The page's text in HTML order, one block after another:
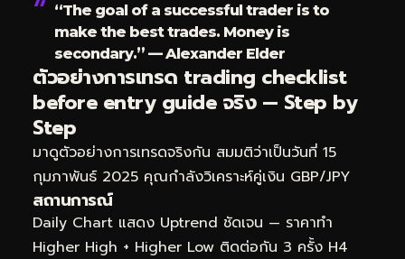
“The goal of a successful trader is to
make the best trades. Money is
secondary.” — Alexander Elder
ตัวอย่างการเทรด trading checklist
before entry guide จริง — Step by
Step
มาดูตัวอย่างการเทรดจริงกัน สมมติว่าเป็นวันที่ 15
กุมภาพันธ์ 2025 คุณกำลังวิเคราะห์คู่เงิน GBP/JPY
สถานการณ์
Daily Chart แสดง Uptrend ชัดเจน — ราคาทำ
Higher High + Higher Low ติดต่อกัน 3 ครั้ง H4